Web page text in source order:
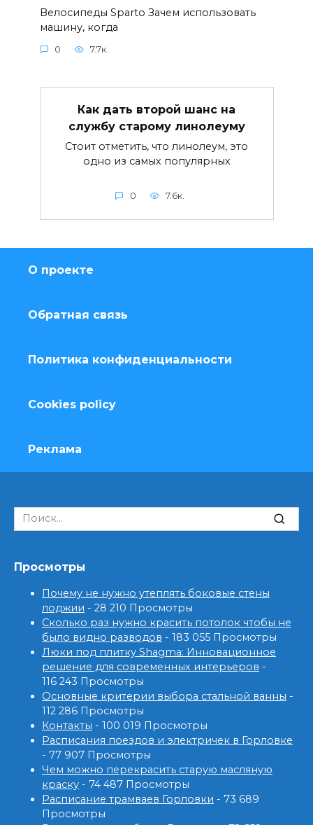
Велосипеды Sparto Зачем использовать
машину, когда
0 7.7к.
Как дать второй шанс на
службу старому линолеуму
Стоит отметить, что линолеум, это
одно из самых популярных
0 7.6к.
О проекте
Обратная связь
Политика конфиденциальности
Cookies policy
Реклама
Search
for:
Просмотры
Почему не нужно утеплять боковые стены
лоджии - 28 210 Просмотры
Сколько раз нужно красить потолок чтобы не
было видно разводов - 183 055 Просмотры
Люки под плитку Shagma: Инновационное
решение для современных интерьеров -
116 243 Просмотры
Основные критерии выбора стальной ванны -
112 286 Просмотры
Контакты - 100 019 Просмотры
Расписания поездов и электричек в Горловке
- 77 907 Просмотры
Чем можно перекрасить старую масляную
краску - 74 487 Просмотры
Расписание трамваев Горловки - 73 689
Просмотры